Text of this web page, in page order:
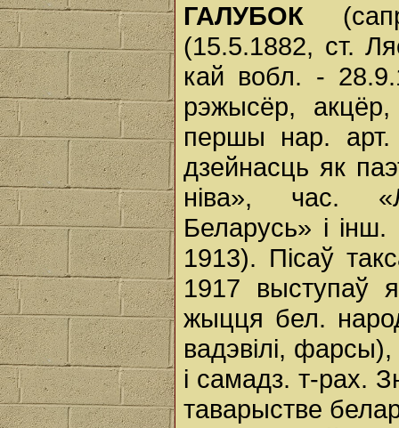
ГАЛУБОК
(15.5.1882, ст.
кай вобл. -
рэжысёр,
першы нар. арт.
дзейнасць як
ніва», час.
Беларусь» і
1913). Пісаў
1917 выступаў
жыцця бел.
вадэвілі,
і самадз. т-рах.
таварыстве